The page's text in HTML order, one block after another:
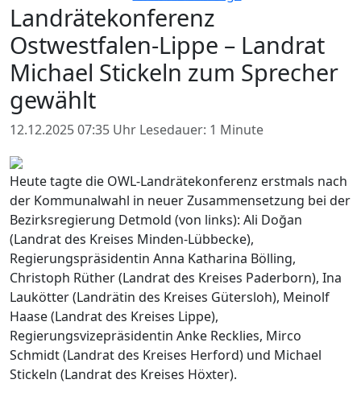
Landrätekonferenz
Ostwestfalen-Lippe – Landrat
Michael Stickeln zum Sprecher
gewählt
12.12.2025 07:35 Uhr Lesedauer: 1 Minute
Heute tagte die OWL-Landrätekonferenz erstmals nach
der Kommunalwahl in neuer Zusammensetzung bei der
Bezirksregierung Detmold (von links): Ali Doğan
(Landrat des Kreises Minden-Lübbecke),
Regierungspräsidentin Anna Katharina Bölling,
Christoph Rüther (Landrat des Kreises Paderborn), Ina
Laukötter (Landrätin des Kreises Gütersloh), Meinolf
Haase (Landrat des Kreises Lippe),
Regierungsvizepräsidentin Anke Recklies, Mirco
Schmidt (Landrat des Kreises Herford) und Michael
Stickeln (Landrat des Kreises Höxter).